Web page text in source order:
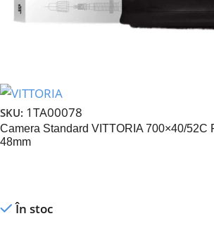
SKU: 1TA00078
Camera Standard VITTORIA 700×40/52C
48mm
În stoc